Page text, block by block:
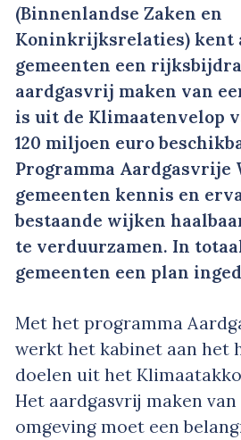
(Binnenlandse Zaken en
Koninkrijksrelaties) kent
gemeenten een
aardgasvrij maken van
is uit de Klimaatenvelop
120 miljoen euro
Programma Aardgasvrije
gemeenten kennis en
bestaande wijken
te verduurzamen. In
gemeenten een plan
Met het programma
werkt het kabinet aan het
doelen uit het
Het aardgasvrij maken van
omgeving moet een